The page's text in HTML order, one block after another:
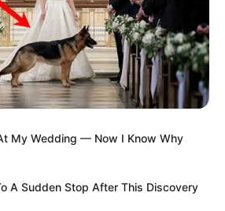
My Wedding — Now I Know Why
A Sudden Stop After This Discovery